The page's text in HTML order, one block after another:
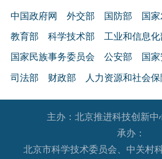
中国政府网 外交部 国防部 国
教育部 科学技术部 工业和信息化
国家民族事务委员会 公安部 国
司法部 财政部 人力资源和社会保
生态环境部 住房和城乡建设部 交
农业农村部 商务部 文化和旅游部
退役军人事务
主办：北京推进科技创新中
承办：
北京市科学技术委员会、中关村